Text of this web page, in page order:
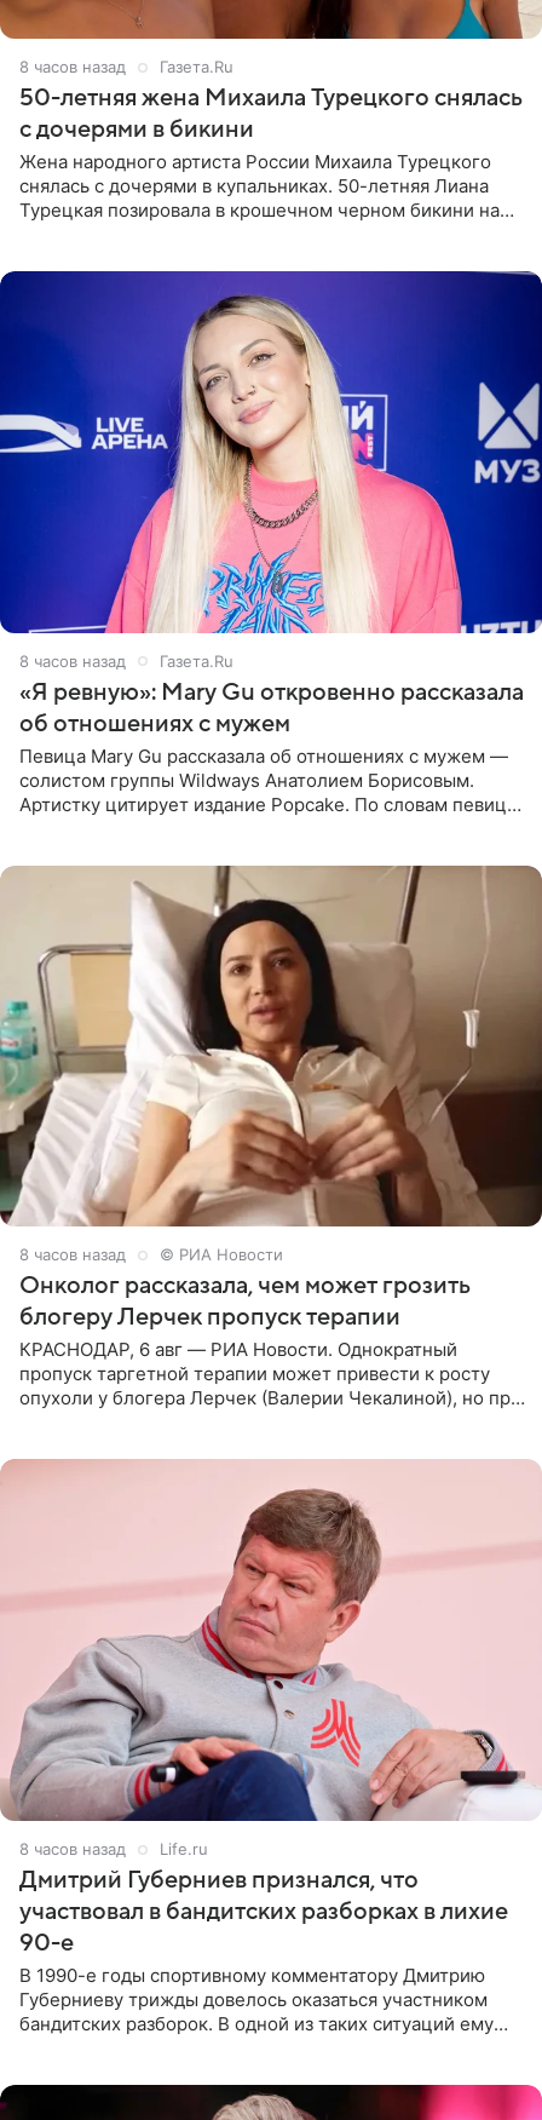
8 часов назад Газета.Ru
50-летняя жена Михаила Турецкого снялась
с дочерями в бикини
Жена народного артиста России Михаила Турецкого
снялась с дочерями в купальниках. 50-летняя Лиана
Турецкая позировала в крошечном черном бикини на
8 часов назад Газета.Ru
«Я ревную»: Mary Gu откровенно рассказала
об отношениях с мужем
Певица Mary Gu рассказала об отношениях с мужем —
солистом группы Wildways Анатолием Борисовым.
Артистку цитирует издание Popcake. По словам певицы,
8 часов назад © РИА Новости
Онколог рассказала, чем может грозить
блогеру Лерчек пропуск терапии
КРАСНОДАР, 6 авг — РИА Новости. Однократный
пропуск таргетной терапии может привести к росту
опухоли у блогера Лерчек (Валерии Чекалиной), но при
8 часов назад Life.ru
Дмитрий Губерниев признался, что
участвовал в бандитских разборках в лихие
90-е
В 1990-е годы спортивному комментатору Дмитрию
Губерниеву трижды довелось оказаться участником
бандитских разборок. В одной из таких ситуаций ему